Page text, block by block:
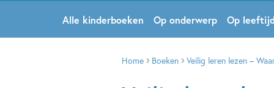
Alle kinderboeken Op onderwerp Op
Home Boeken Veilig leren lezen –